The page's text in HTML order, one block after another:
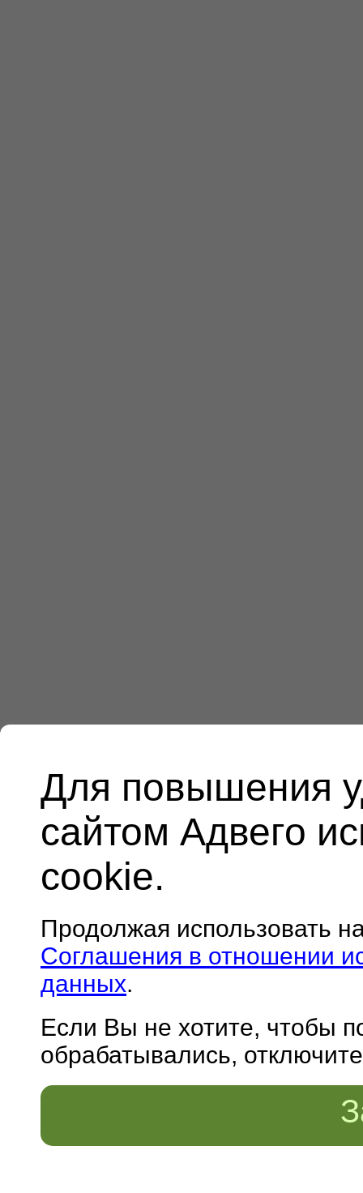
Для повышения
сайтом Адвего
cookie.
Продолжая использовать
Соглашения в отношении
данных.
Если Вы не хотите, чтобы
обрабатывались,